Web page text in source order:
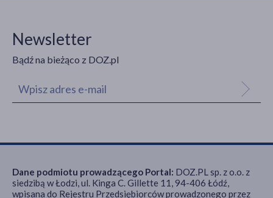
Newsletter
Bądź na bieżąco z DOZ.pl
Dane podmiotu prowadzącego Portal: DOZ.PL sp. z o.o. z
siedzibą w Łodzi, ul. Kinga C. Gillette 11, 94-406 Łódź,
wpisana do Rejestru Przedsiębiorców prowadzonego przez